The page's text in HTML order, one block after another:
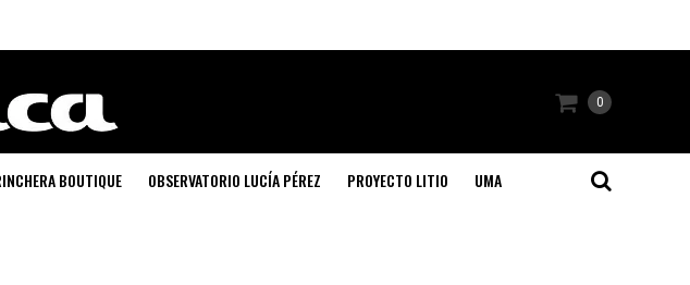
0
BOUTIQUE OBSERVATORIO LUCÍA PÉREZ PROYECTO LITIO UMA